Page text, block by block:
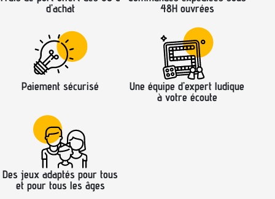
d’achat
48H ouvrées
Paiement sécurisé
Une équipe d’expert ludique
à votre écoute
Des jeux adaptés pour tous
et pour tous les âges